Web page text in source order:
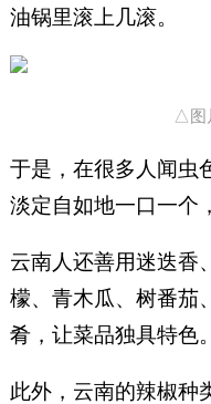
油锅里滚上几滚。
△图
于是，在很多人闻虫
淡定自如地一口一个
云南人还善用迷迭香
檬、青木瓜、树番茄
肴，让菜品独具特色。
此外，云南的辣椒种